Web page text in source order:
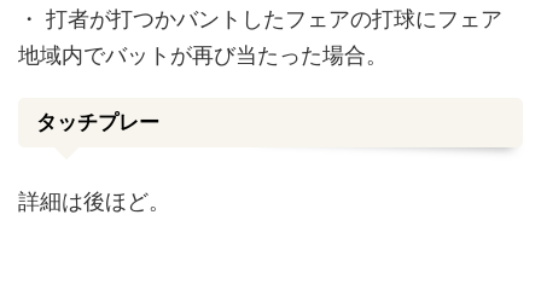
・ 打者が打つかバントしたフェアの打球にフェア
地域内でバットが再び当たった場合。
タッチプレー
詳細は後ほど。